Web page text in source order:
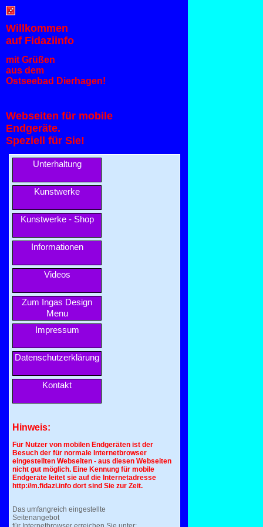
Willkommen
auf Fidaziinfo
mit Grüßen
aus dem
Ostseebad Dierhagen!
Webseiten für mobile
Endgeräte.
Speziell für Sie!
Unterhaltung
Kunstwerke
Kunstwerke - Shop
Informationen
Videos
Zum Ingas Design
Menu
Impressum
Datenschutzerklärung
Kontakt
Hinweis:
Für Nutzer von mobilen Endgeräten ist der
Besuch der für normale Internetbrowser
eingestellten Webseiten - aus diesen Webseiten
nicht gut möglich. Eine Kennung für mobile
Endgeräte leitet sie auf die Internetadresse
http://m.fidazi.info dort sind Sie zur Zeit.
Das umfangreich eingestellte
Seitenangebot